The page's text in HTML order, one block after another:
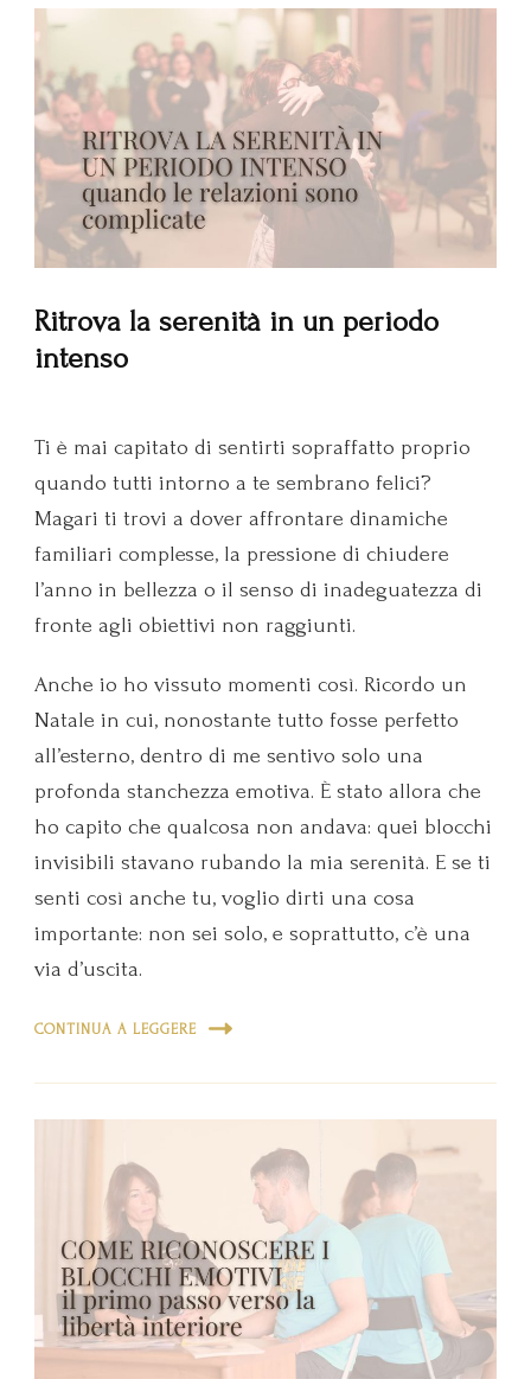
Ritrova la serenità in un periodo
intenso
Ti è mai capitato di sentirti sopraffatto proprio
quando tutti intorno a te sembrano felici?
Magari ti trovi a dover affrontare dinamiche
familiari complesse, la pressione di chiudere
l’anno in bellezza o il senso di inadeguatezza di
fronte agli obiettivi non raggiunti.
Anche io ho vissuto momenti così. Ricordo un
Natale in cui, nonostante tutto fosse perfetto
all’esterno, dentro di me sentivo solo una
profonda stanchezza emotiva. È stato allora che
ho capito che qualcosa non andava: quei blocchi
invisibili stavano rubando la mia serenità. E se ti
senti così anche tu, voglio dirti una cosa
importante: non sei solo, e soprattutto, c’è una
via d’uscita.
CONTINUA A LEGGERE